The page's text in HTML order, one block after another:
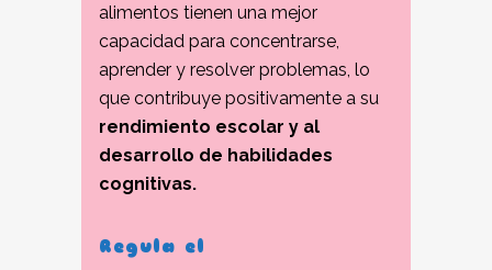
alimentos tienen una mejor
capacidad para concentrarse,
aprender y resolver problemas, lo
que contribuye positivamente a su
rendimiento escolar y al
desarrollo de habilidades
cognitivas.
Regula el